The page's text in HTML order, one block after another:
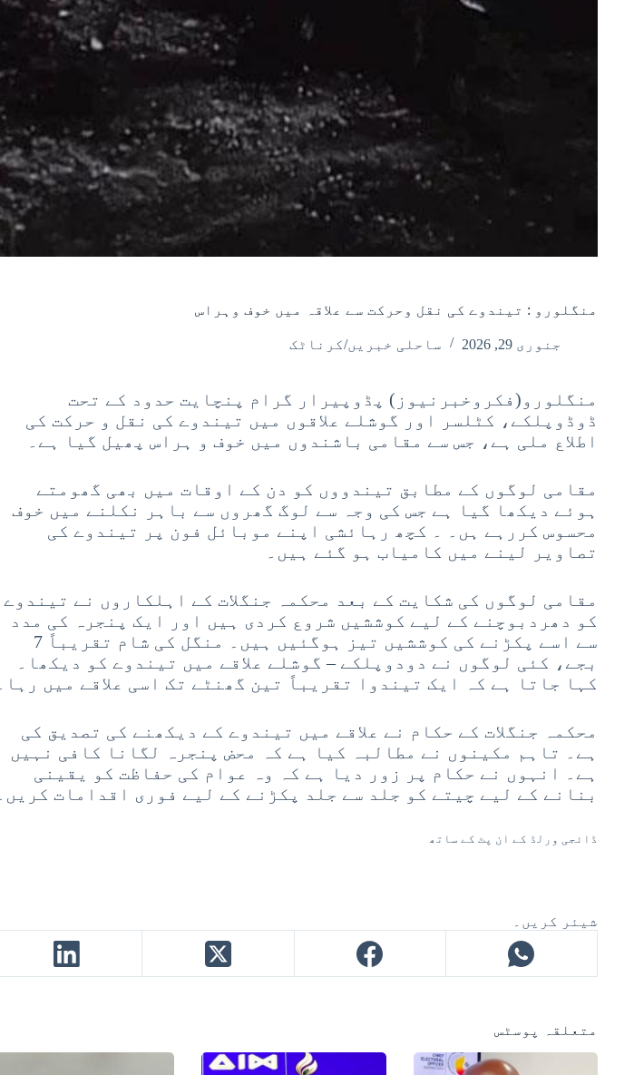
منگلورو : تیندوے کی نقل وحرکت سے علاقہ میں خوف وہراس
جنوری 29, 2026 ساحلی خبریں/کرناٹک
منگلورو(فکروخبرنیوز) پڈوپیرار گرام پنچایت حدود کے تحت
ڈوڈوپلکے، کٹلسر اور گوشلے علاقوں میں تیندوے کی نقل و حرکت کی
اطلاع ملی ہے، جس سے مقامی باشندوں میں خوف و ہراس پھیل گیا ہے۔
مقامی لوگوں کے مطابق تیندووں کو دن کے اوقات میں بھی گھومتے
ہوئے دیکھا گیا ہے جس کی وجہ سے لوگ گھروں سے باہر نکلنے میں خوف
محسوس کررہے ہں۔ ۔ کچھ رہائشی اپنے موبائل فون پر تیندوے کی
تصاویر لینے میں کامیاب ہو گئے ہیں۔
مقامی لوگوں کی شکایت کے بعد محکمہ جنگلات کے اہلکاروں نے تیندوے
کو دھردبوچنے کے لیے کوششیں شروع کردی ہیں اور ایک پنجرہ کی مدد
سے اسے پکڑنے کی کوششیں تیز ہوگئیں ہیں۔ منگل کی شام تقریباً 7
بجے، کئی لوگوں نے دودوپلکے – گوشلے علاقے میں تیندوے کو دیکھا۔
کہا جاتا ہے کہ ایک تیندوا تقریباً تین گھنٹے تک اسی علاقے میں رہا۔
محکمہ جنگلات کے حکام نے علاقے میں تیندوے کے دیکھنے کی تصدیق کی
ہے۔ تاہم مکینوں نے مطالبہ کیا ہے کہ محض پنجرہ لگانا کافی نہیں
ہے۔ انہوں نے حکام پر زور دیا ہے کہ وہ عوام کی حفاظت کو یقینی
بنانے کے لیے چیتے کو جلد سے جلد پکڑنے کے لیے فوری اقدامات کریں۔
ڈائجی ورلڈ کے ان پٹ کے ساتھ
شیئر کریں۔
متعلقہ پوسٹس